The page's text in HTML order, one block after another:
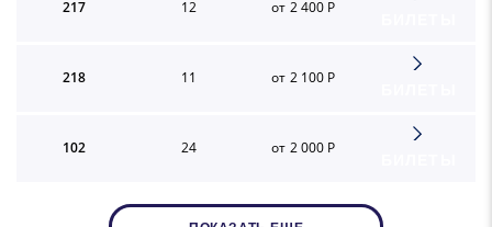
217 12 от 2 400 Р
218 11 от 2 100 Р
102 24 от 2 000 Р